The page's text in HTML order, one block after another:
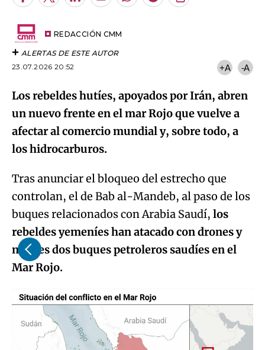
REDACCIÓN CMM
ALERTAS DE ESTE AUTOR
23.07.2026 20:52
+A -A
Los rebeldes hutíes, apoyados por Irán, abren
un nuevo frente en el mar Rojo que vuelve a
afectar al comercio mundial y, sobre todo, a
los hidrocarburos.
Tras anunciar el bloqueo del estrecho que
controlan, el de Bab al-Mandeb, al paso de los
buques relacionados con Arabia Saudí, los
rebeldes yemeníes han atacado con drones y
misiles dos buques petroleros saudíes en el
Mar Rojo.